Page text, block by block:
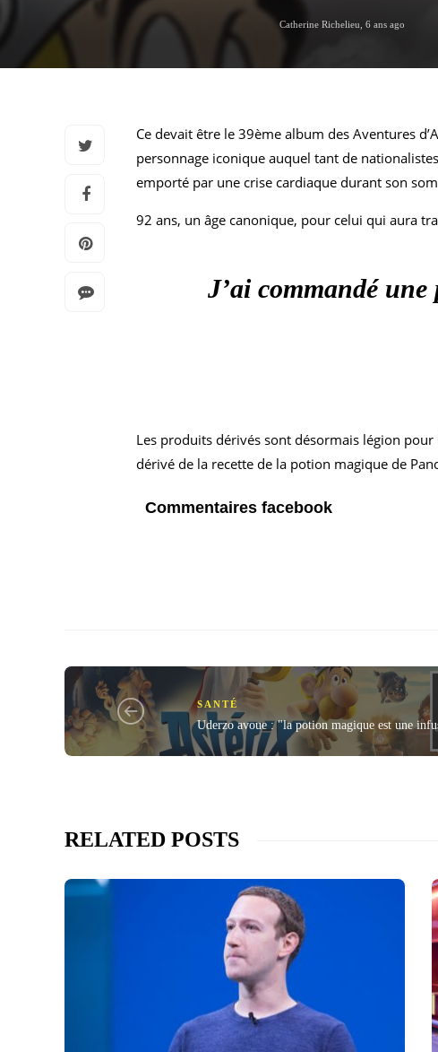
Catherine Richelieu 6 ans ago
Ce devait être le 39ème album des Aventures
personnage iconique auquel tant de
emporté par une crise cardiaque durant son
92 ans, un âge canonique, pour celui qui aura
J’ai commandé
Les produits dérivés sont désormais légion
dérivé de la recette de la potion magique de
Commentaires facebook
SANTÉ
Uderzo avoue : "la potion magique est une
RELATED POSTS